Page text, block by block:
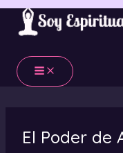
Ir
contenido
El Poder de